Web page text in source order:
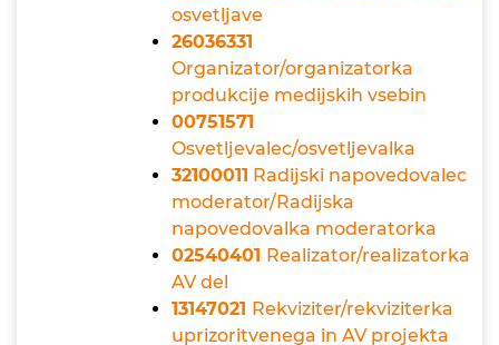
osvetljave
26036331
Organizator/organizatorka
produkcije medijskih vsebin
00751571
Osvetljevalec/osvetljevalka
32100011 Radijski napovedovalec
moderator/Radijska
napovedovalka moderatorka
02540401 Realizator/realizatorka
AV del
13147021 Rekviziter/rekviziterka
uprizoritvenega in AV projekta